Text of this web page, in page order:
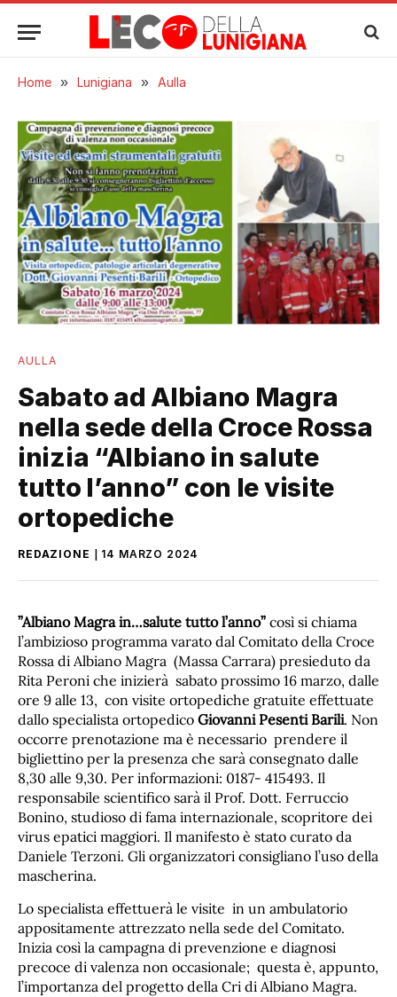
Home » Lunigiana » Aulla
AULLA
Sabato ad Albiano Magra
nella sede della Croce Rossa
inizia “Albiano in salute
tutto l’anno” con le visite
ortopediche
REDAZIONE 14 MARZO 2024
”Albiano Magra in…salute tutto l’anno” così si chiama
l’ambizioso programma varato dal Comitato della Croce
Rossa di Albiano Magra (Massa Carrara) presieduto da
Rita Peroni che inizierà sabato prossimo 16 marzo, dalle
ore 9 alle 13, con visite ortopediche gratuite effettuate
dallo specialista ortopedico Giovanni Pesenti Barili. Non
occorre prenotazione ma è necessario prendere il
bigliettino per la presenza che sarà consegnato dalle
8,30 alle 9,30. Per informazioni: 0187- 415493. Il
responsabile scientifico sarà il Prof. Dott. Ferruccio
Bonino, studioso di fama internazionale, scopritore dei
virus epatici maggiori. Il manifesto è stato curato da
Daniele Terzoni. Gli organizzatori consigliano l’uso della
mascherina.
Lo specialista effettuerà le visite in un ambulatorio
appositamente attrezzato nella sede del Comitato.
Inizia così la campagna di prevenzione e diagnosi
precoce di valenza non occasionale; questa è, appunto,
l’importanza del progetto della Cri di Albiano Magra.